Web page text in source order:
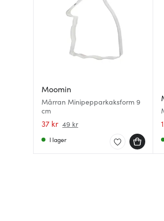
Moomin
Mårran Minipepparkaksform 9
cm
37 kr 49 kr
I lager